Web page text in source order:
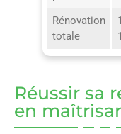
Rénovation
totale
Réussir sa
en